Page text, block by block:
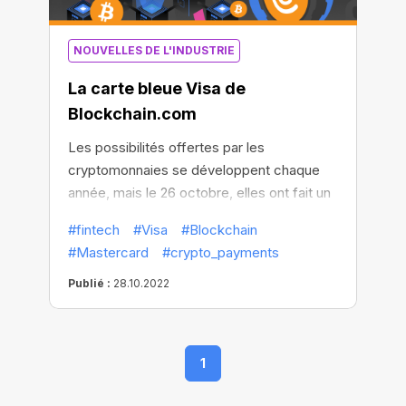
NOUVELLES DE L'INDUSTRIE
La carte bleue Visa de
Blockchain.com
Les possibilités offertes par les
cryptomonnaies se développent chaque
année, mais le 26 octobre, elles ont fait un
Blockchain.com
– la société de services
financiers en cryptomonnaie la plus
populaire du globe – a présenté au monde
sa nouvelle Blockchain.com Visa® Card.
#fintech #Visa
#Blockchain
#Mastercard
#crypto_payments
Publié : 28.10.2022
1